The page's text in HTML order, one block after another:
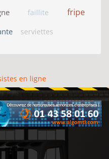
faillite fripe
serviettes
en ligne